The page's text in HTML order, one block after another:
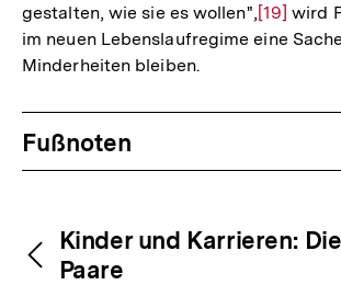
gestalten, wie sie es wollen",Zur
Auflösung
[19] wird
im neuen Lebenslaufregime eine
Minderheiten bleiben.
Fussnoten
Fußnoten
Inhaltsnavigation
Inhaltsnavigation
Kinder und Karrieren:
Paare